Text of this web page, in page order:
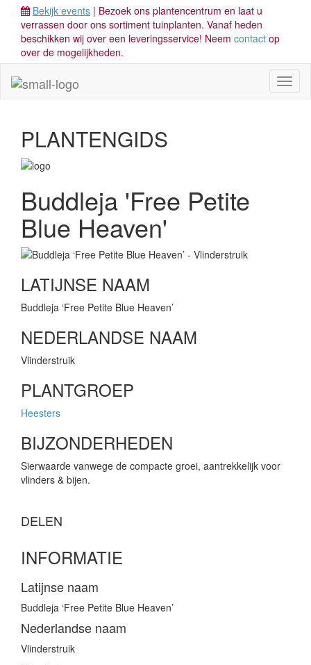
Bekijk events | Bezoek ons plantencentrum en laat u
verrassen door ons sortiment tuinplanten. Vanaf heden
beschikken wij over een leveringsservice! Neem contact op
over de mogelijkheden.
PLANTENGIDS
Buddleja 'Free Petite
Blue Heaven'
LATIJNSE NAAM
Buddleja ‘Free Petite Blue Heaven’
NEDERLANDSE NAAM
Vlinderstruik
PLANTGROEP
Heesters
BIJZONDERHEDEN
Sierwaarde vanwege de compacte groei, aantrekkelijk voor
vlinders & bijen.
DELEN
INFORMATIE
Latijnse naam
Buddleja ‘Free Petite Blue Heaven’
Nederlandse naam
Vlinderstruik